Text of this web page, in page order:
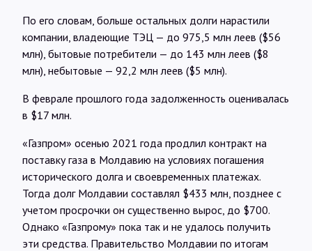
По его словам, больше остальных долги нарастили
компании, владеющие ТЭЦ — до 975,5 млн леев ($56
млн), бытовые потребители — до 143 млн леев ($8
млн), небытовые — 92,2 млн леев ($5 млн).
В феврале прошлого года задолженность оценивалась
в $17 млн.
«Газпром» осенью 2021 года продлил контракт на
поставку газа в Молдавию на условиях погашения
исторического долга и своевременных платежах.
Тогда долг Молдавии составлял $433 млн, позднее с
учетом просрочки он существенно вырос, до $700.
Однако «Газпрому» пока так и не удалось получить
эти средства. Правительство Молдавии по итогам